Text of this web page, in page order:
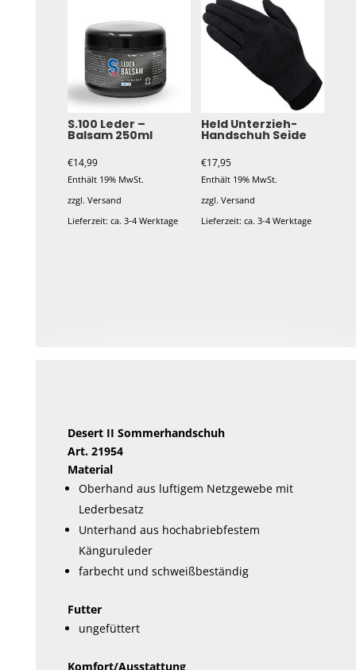
S.100 Leder –
Balsam 250ml
€14,99
Enthält 19% MwSt.
zzgl.Versand
Lieferzeit: ca. 3-4 Werktage
Held Unterzieh-
Handschuh Seide
€17,95
Enthält 19% MwSt.
zzgl. Versand
Lieferzeit: ca. 3-4 Werktage
auf
gewählt
Desert II Sommerhandschuh
Art. 21954
Material
Oberhand aus luftigem Netzgewebe mit
Lederbesatz
Unterhand aus hochabriebfestem
Känguruleder
farbecht und schweißbeständig
Futter
ungefüttert
Komfort/Ausstattung